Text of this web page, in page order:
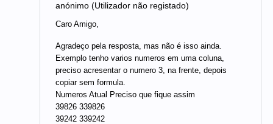
anónimo (Utilizador não registado)
Caro Amigo,
Agradeço pela resposta, mas não é isso ainda.
Exemplo tenho varios numeros em uma coluna,
preciso acresentar o numero 3, na frente, depois
copiar sem formula.
Numeros Atual Preciso que fique assim
39826 339826
39242 339242